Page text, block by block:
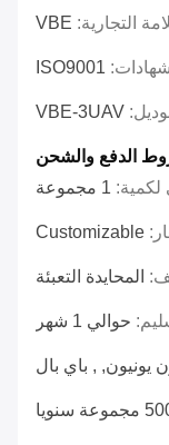
التجارية: VBE
ISO9001
VBE-3UAV
الدفع والشحن
لكمية: 1 مجموعة
Customizable
المحايدة التعبئة
حوالي 1 شهر
سنويا